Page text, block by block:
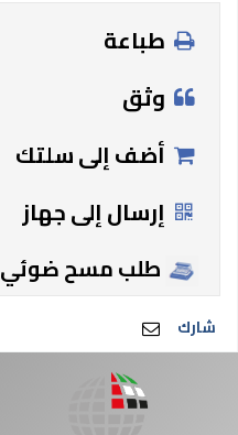
طباعة
وثق
أضف إلى سلتك
إرسال إلى جهاز
طلب مسح ضوئي
شارك